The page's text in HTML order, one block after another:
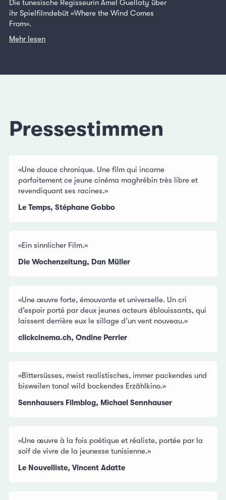
Die tunesische Regisseurin Amel Guellaty über
ihr Spielfilmdebüt «Where the Wind Comes
From».
Mehr lesen
Pressestimmen
«Une douce chronique. Une film qui incarne
parfaitement ce jeune cinéma maghrébin très libre et
revendiquant ses racines.»
Le Temps, Stéphane Gobbo
«Ein sinnlicher Film.»
Die Wochenzeitung, Dan Müller
«Une œuvre forte, émouvante et universelle. Un cri
d’espoir porté par deux jeunes acteurs éblouissants, qui
laissent derrière eux le sillage d’un vent nouveau.»
clickcinema.ch, Ondine Perrier
«Bittersüsses, meist realistisches, immer packendes und
bisweilen tonal wild bockendes Erzählkino.»
Sennhausers Filmblog, Michael Sennhauser
«Une œuvre à la fois poétique et réaliste, portée par la
soif de vivre de la jeunesse tunisienne.»
Le Nouvelliste, Vincent Adatte